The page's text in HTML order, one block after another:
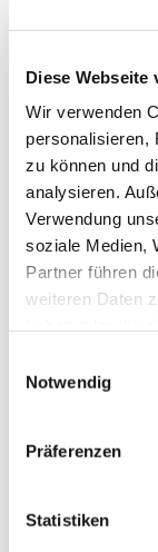
Diese Webseite
Wir verwenden
personalisieren,
zu können und
analysieren.
Verwendung
soziale Medien,
Partner führen
weiteren Daten
Notwendig
Präferenzen
Statistiken